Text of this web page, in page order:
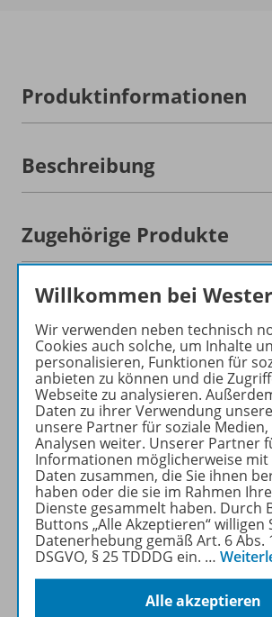
Produktinformationen
Beschreibung
Zugehörige Produkte
Inhaltsverzeichnis
Ergänzende Materialien
Werbematerial
Auch in Paketen
Empfehlungen der
Willkommen bei
Wir verwenden neben technisch
Cookies auch solche, um Inhalte
personalisieren, Funktionen für
anbieten zu können und die
Webseite zu analysieren.
Daten zu ihrer Verwendung
unsere Partner für soziale
Analysen weiter. Unserer Partner
Informationen möglicherweise mit
Daten zusammen, die Sie ihnen
haben oder die sie im Rahmen
Dienste gesammelt haben. Durch
Buttons „Alle Akzeptieren“ willigen
Datenerhebung gemäß Art. 6 Abs.
DSGVO, § 25 TDDDG ein. …
Alle akzeptieren